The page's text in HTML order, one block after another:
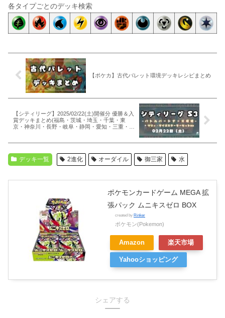
各タイプごとのデッキ検索
【ポケカ】古代バレット環境デッキレシピまとめ
【シティリーグ】2025/02/22(土)開催分 優勝＆入
賞デッキまとめ(福島・茨城・埼玉・千葉・東
京・神奈川・長野・岐阜・静岡・愛知・三重・大
デッキ一覧 2進化 オーダイル 御三家 水
ポケモンカードゲーム MEGA 拡
張パック ムニキスゼロ BOX
created by Rinker
ポケモン(Pokemon)
Amazon 楽天市場
Yahooショッピング
シェアする